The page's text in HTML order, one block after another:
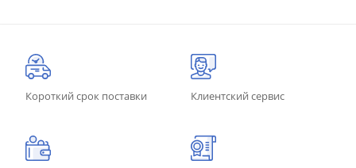
Короткий срок поставки Клиентский сервис